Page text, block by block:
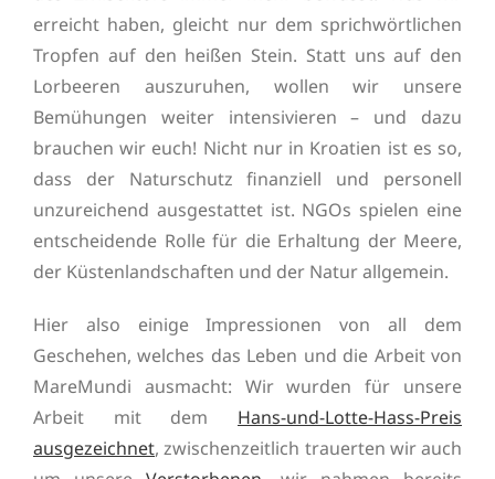
erreicht haben, gleicht nur dem sprichwörtlichen
Tropfen auf den heißen Stein. Statt uns auf den
Lorbeeren auszuruhen, wollen wir unsere
Bemühungen weiter intensivieren – und dazu
brauchen wir euch! Nicht nur in Kroatien ist es so,
dass der Naturschutz finanziell und personell
unzureichend ausgestattet ist. NGOs spielen eine
entscheidende Rolle für die Erhaltung der Meere,
der Küstenlandschaften und der Natur allgemein.
Hier also einige Impressionen von all dem
Geschehen, welches das Leben und die Arbeit von
MareMundi ausmacht: Wir wurden für unsere
Arbeit mit dem Hans-und-Lotte-Hass-Preis
ausgezeichnet, zwischenzeitlich trauerten wir auch